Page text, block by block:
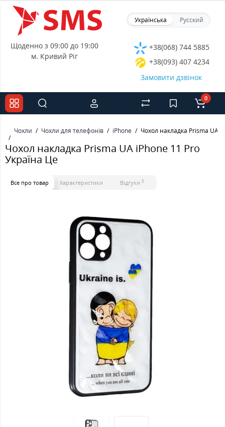
Українська Русский
Щоденно з 09:00 до 19:00
м. Кривий Ріг
+38(068) 744 5885
+38(093) 407 4234
Замовити дзвінок
0
Чохли Чохли для телефонів iPhone Чохол накладка Prisma UA
Чохол накладка Prisma UA iPhone 11 Pro
Україна Це
Все про товар Характеристики Відгуки 0